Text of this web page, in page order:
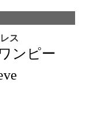
ス
ンピー